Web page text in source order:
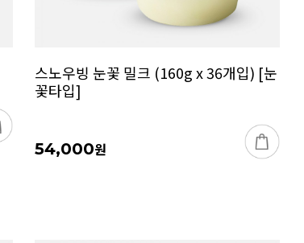
스노우빙 눈꽃 밀크 (160g x 36개입) [눈
꽃타입]
54,000원